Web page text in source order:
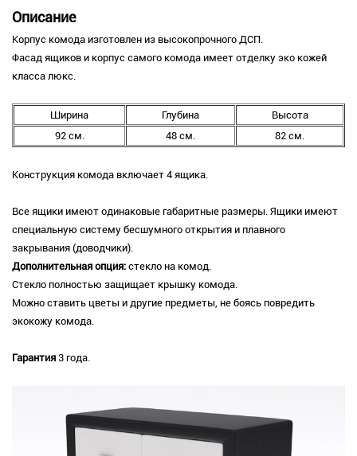
Описание
Корпус комода изготовлен из высокопрочного ДСП.
Фасад ящиков и корпус самого комода имеет отделку эко кожей
класса люкс.
Ширина Глубина
Высота
92 см.
48 см. 82 см.
Конструкция комода включает 4 ящика.
Все ящики имеют одинаковые габаритные размеры. Ящики имеют
специальную систему бесшумного открытия и плавного
закрывания (доводчики).
Дополнительная опция: стекло на комод.
Стекло полностью защищает крышку комода.
Можно ставить цветы и другие предметы, не боясь повредить
экокожу комода.
Гарантия 3 года.